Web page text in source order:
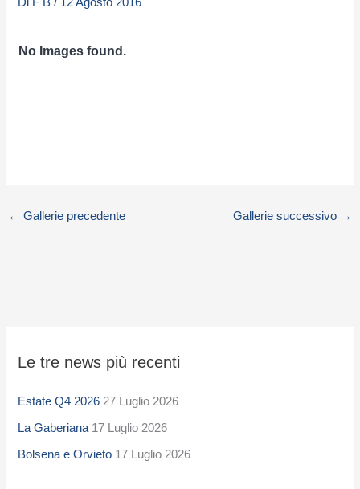
No Images found.
← Gallerie precedente Gallerie successivo →
Le tre news più recenti
Estate Q4 2026 27 Luglio 2026
La Gaberiana 17 Luglio 2026
Bolsena e Orvieto 17 Luglio 2026
e
e
z
i